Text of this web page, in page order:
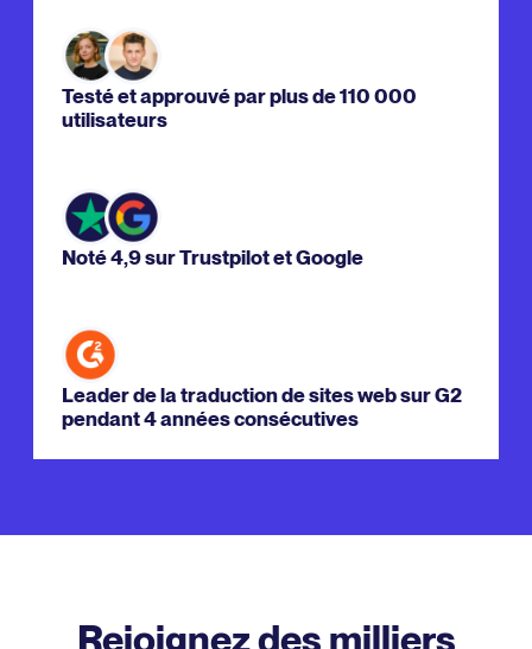
Testé et approuvé par plus de 110 000
utilisateurs
Noté 4,9 sur Trustpilot et Google
Leader de la traduction de sites web sur G2
pendant 4 années consécutives
Rejoignez des milliers